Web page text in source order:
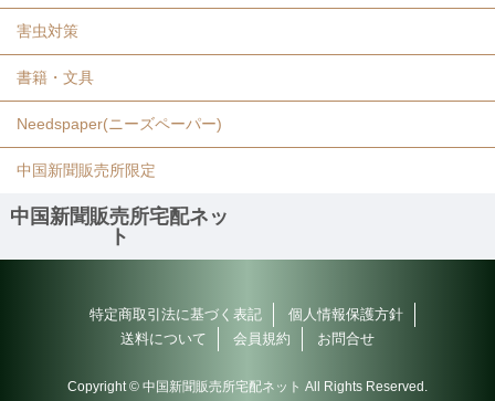
害虫対策
書籍・文具
Needspaper(ニーズペーパー)
中国新聞販売所限定
中国新聞販売所宅配ネッ
ト
特定商取引法に基づく表記
個人情報保護方針
送料について
会員規約 お問合せ
Copyright © 中国新聞販売所宅配ネット All Rights Reserved.